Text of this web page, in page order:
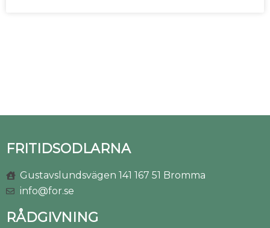
FRITIDSODLARNA
Gustavslundsvägen 141 167 51 Bromma
info@for.se
RÅDGIVNING